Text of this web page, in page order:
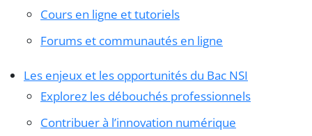
Cours en ligne et tutoriels
Forums et communautés en ligne
Les enjeux et les opportunités du Bac NSI
Explorez les débouchés professionnels
Contribuer à l’innovation numérique